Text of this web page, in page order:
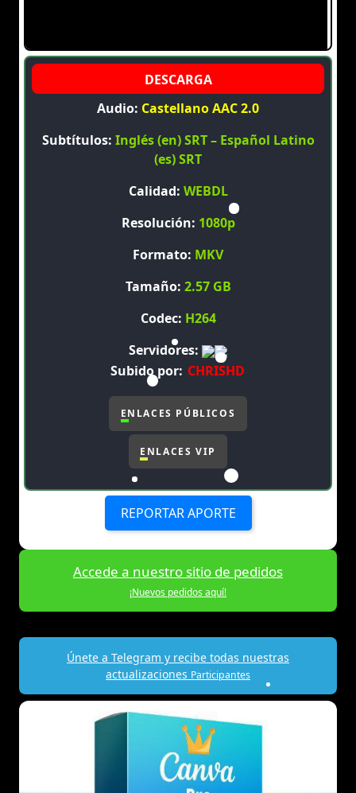
Audio: Castellano AAC 2.0
Subtítulos: Inglés (en) SRT – Español Latino
(es) SRT
Calidad: WEBDL
Resolución: 1080p
Formato: MKV
Tamaño: 2.57 GB
Codec: H264
Servidores:
Subido por: CHRISHD
ENLACES PÚBLICOS
ENLACES VIP
REPORTAR APORTE
Accede a nuestro sitio de pedidos
¡Nuevos pedidos aquí!
Únete a Telegram y recibe todas nuestras
actualizaciones Participantes